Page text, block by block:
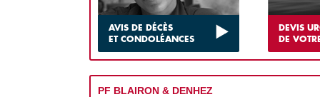
AVIS DE DÉCÈS
ET CONDOLÉANCES
DEVIS
DE
PF BLAIRON & DENHEZ